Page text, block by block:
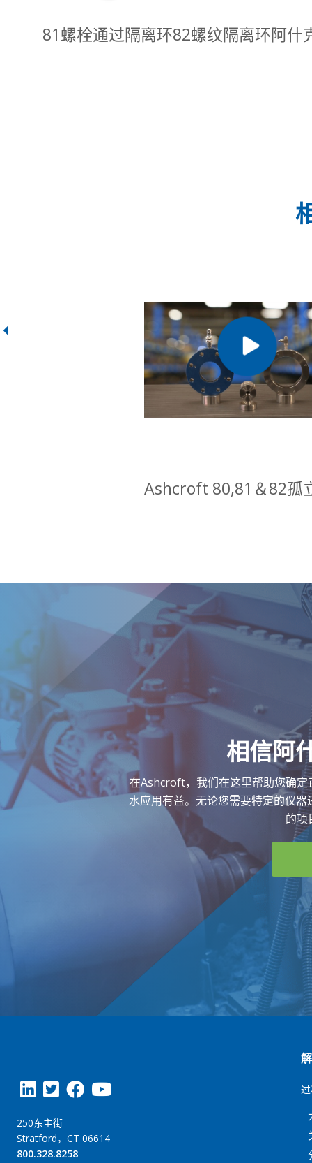
81螺栓通过隔离环82螺纹隔离环阿什
Ashcroft 80,81＆82孤
相信阿
在Ashcroft，我们在这里帮助您确
水应用有益。无论您需要特定的仪
的项
250东主街
Stratford，CT 06614
800.328.8258